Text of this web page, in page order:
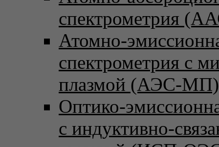
спектрометрия
Атомно-
спектрометрия с
плазмой (АЭС-МП)
Оптико-
с индуктивно-